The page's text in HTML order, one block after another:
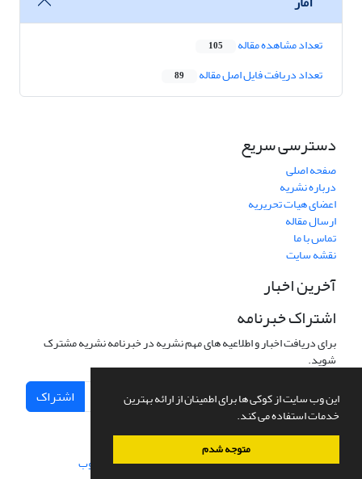
این وب سایت از کوکی ها برای اطمینان از ارائه بهترین
خدمات استفاده می کند.
متوجه شدم
تعداد مشاهده مقاله 105
تعداد دریافت فایل اصل مقاله 89
دسترسی سریع
صفحه اصلی
درباره نشریه
اعضای هیات تحریریه
ارسال مقاله
تماس با ما
نقشه سایت
آخرین اخبار
اشتراک خبرنامه
برای دریافت اخبار و اطلاعیه های مهم نشریه در خبرنامه نشریه مشترک
شوید.
اشتراک
سامانه مدیریت نشریات علمی.طراحی و پیاده سازی از سیناوب